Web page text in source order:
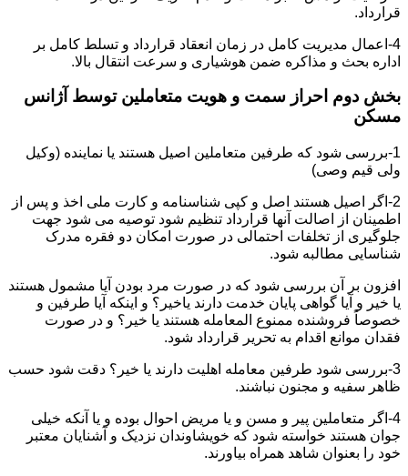
قرارداد.
4-اعمال مدیریت کامل در زمان انعقاد قرارداد و تسلط کامل بر
اداره بحث و مذاکره ضمن هوشیاری و سرعت انتقال بالا.
بخش دوم احراز سمت و هویت متعاملین توسط آژانس
مسکن
1-بررسی شود که طرفین متعاملین اصیل هستند یا نماینده (وکیل
ولی قیم وصی)
2-اگر اصیل هستند اصل و کپی شناسنامه و کارت ملی اخذ و پس از
اطمینان از اصالت آنها قرارداد تنظیم شود توصیه می شود جهت
جلوگیری از تخلفات احتمالی در صورت امکان دو فقره مدرک
شناسایی مطالبه شود.
افزون بر آن بررسی شود که در صورت مرد بودن آیا مشمول هستند
یا خیر و آیا گواهی پایان خدمت دارند یاخیر؟ و اینکه آیا طرفین و
خصوصاً فروشنده ممنوع المعامله هستند یا خیر؟ و در صورت
فقدان موانع اقدام به تحریر قرارداد شود.
3-بررسی شود طرفین معامله اهلیت دارند یا خیر؟ دقت شود حسب
ظاهر سفیه و مجنون نباشند.
4-اگر متعاملین پیر و مسن و یا مریض احوال بوده و یا آنکه خیلی
جوان هستند خواسته شود که خویشاوندان نزدیک و آشنایان معتبر
خود را بعنوان شاهد همراه بیاورند.